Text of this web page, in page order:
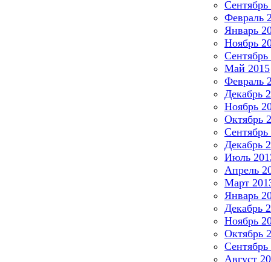
Сентябрь
Февраль
Январь
Ноябрь
Сентябрь
Май 2015
Февраль
Декабрь
Ноябрь
Октябрь
Сентябрь
Декабрь
Июль
Апрель
Март
Январь
Декабрь
Ноябрь
Октябрь
Сентябрь
Август